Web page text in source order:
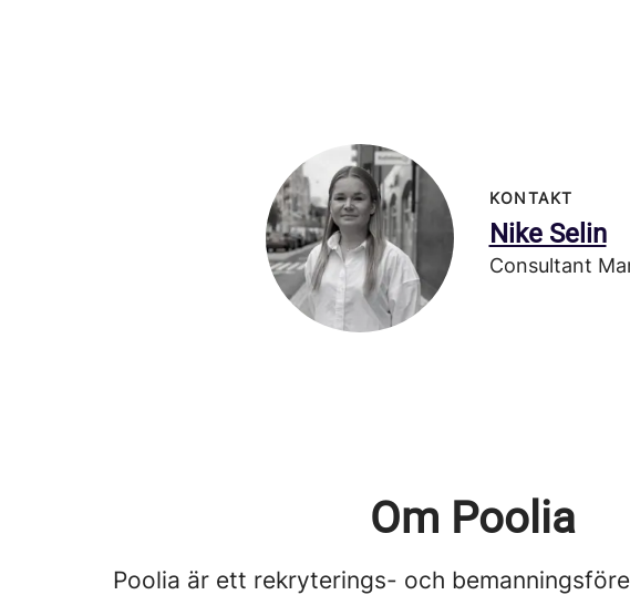
KONTAKT
Nike Selin
Consultant
Om Poolia
Poolia är ett rekryterings- och